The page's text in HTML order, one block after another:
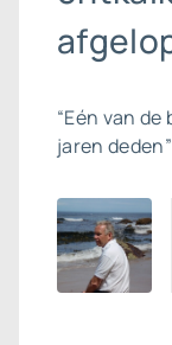
“Eén van
jaren deden”